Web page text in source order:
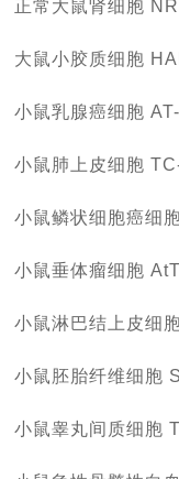
正常大鼠肾细胞
大鼠小胶质细胞
小鼠乳腺癌细胞
小鼠肺上皮细胞
小鼠鳞状细胞癌细
小鼠垂体瘤细胞
小鼠淋巴结上皮细
小鼠胚胎纤维细胞
小鼠睾丸间质细胞